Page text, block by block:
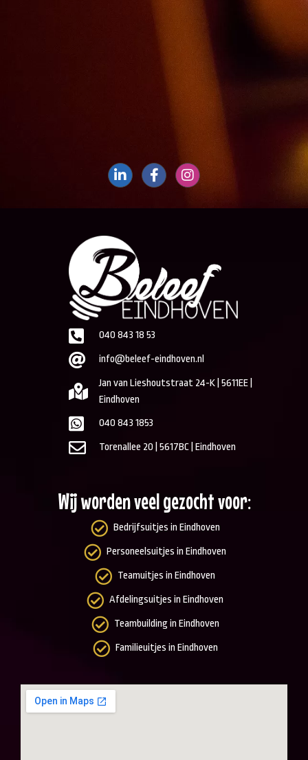
040 843 18 53
info@beleef-eindhoven.nl
Jan van Lieshoutstraat 24-K | 5611EE |
Eindhoven
040 843 1853
Torenallee 20 | 5617BC | Eindhoven
Wij worden veel gezocht voor:
Bedrijfsuitjes in Eindhoven
Personeelsuitjes in Eindhoven
Teamuitjes in Eindhoven
Afdelingsuitjes in Eindhoven
Teambuilding in Eindhoven
Familieuitjes in Eindhoven